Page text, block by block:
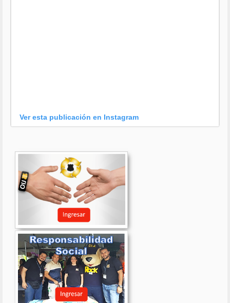
Ver esta publicación en Instagram